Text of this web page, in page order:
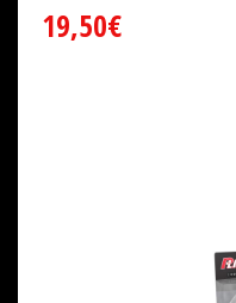
19,50€